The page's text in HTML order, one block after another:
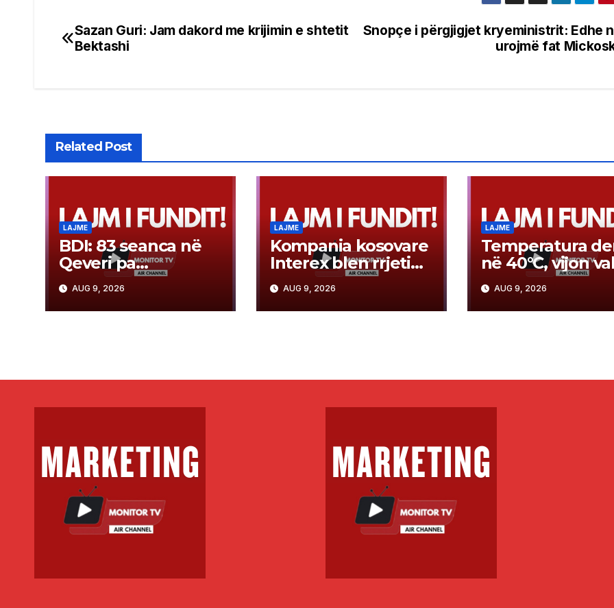
Post
Snopçe i përgjigjet kryeministrit: Edhe
urojmë fat
Sazan Guri: Jam dakord me krijimin e shtetit
Bektashi
Related Post
LAJME
BDI: 83 seanca në
Qeveri pa
procesverbale në
gjuhën shqipe
AUG 9, 2026
LAJME
Kompania kosovare
Interex blen rrjetin
e marketeve Tinex
në Maqedoni
AUG 9, 2026
LAJME
Temperatura
në 40°C, vijon
të nxehtit në
AUG 9, 2026